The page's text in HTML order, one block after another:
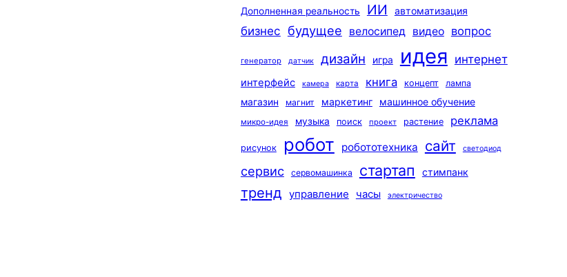
Дополненная реальность ИИ автоматизация
бизнес будущее велосипед видео вопрос
генератор датчик дизайн игра идея интернет
интерфейс камера карта книга концепт лампа
магазин магнит маркетинг машинное обучение
микро-идея музыка поиск проект растение реклама
рисунок робот робототехника сайт светодиод
сервис сервомашинка стартап стимпанк
тренд управление часы электричество